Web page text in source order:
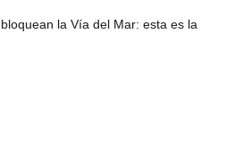
la Vía del Mar: esta es la